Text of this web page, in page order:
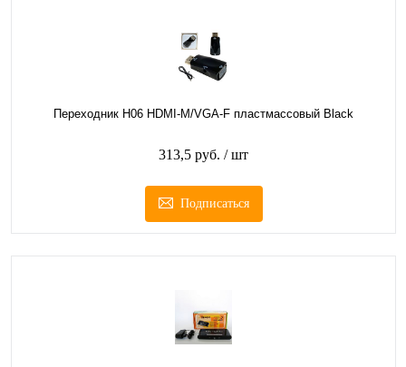
Переходник H06 HDMI-M/VGA-F пластмассовый Black
313,5 руб. / шт
Подписаться